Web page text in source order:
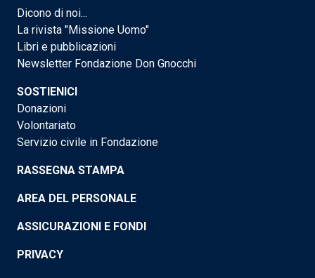
Dicono di noi...
La rivista "Missione Uomo"
Libri e pubblicazioni
Newsletter Fondazione Don Gnocchi
SOSTIENICI
Donazioni
Volontariato
Servizio civile in Fondazione
RASSEGNA STAMPA
AREA DEL PERSONALE
ASSICURAZIONI E FONDI
PRIVACY